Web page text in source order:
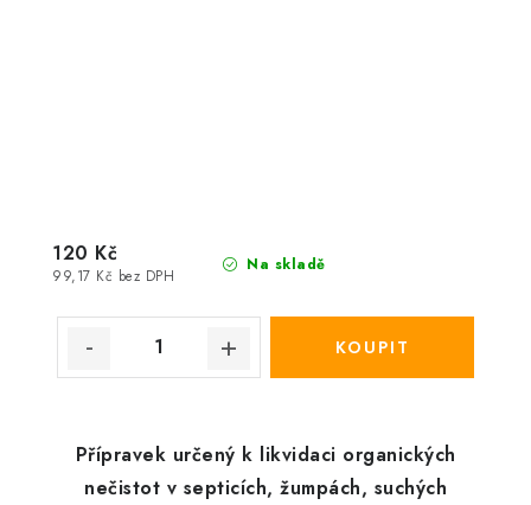
Na skladě
99,17 Kč bez DPH
120 Kč
Přípravek určený k likvidaci organických
nečistot v septicích, žumpách, suchých